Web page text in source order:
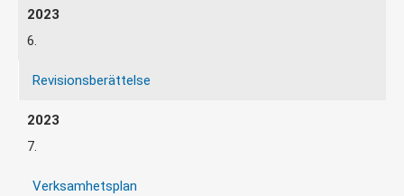
6.
Revisionsberättelse
7.
Verksamhetsplan